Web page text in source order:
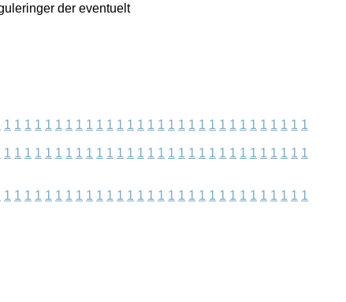
der eventuelt
1 1 1 1 1 1 1 1 1 1 1 1 1 1 1 1 1 1 1 1 1 1 1 1 1 1 1 1 1 1
1 1 1 1 1 1 1 1 1 1 1 1 1 1 1 1 1 1 1 1 1 1 1 1 1 1 1 1 1 1
1 1 1 1 1 1 1 1 1 1 1 1 1 1 1 1 1 1 1 1 1 1 1 1 1 1 1 1 1 1